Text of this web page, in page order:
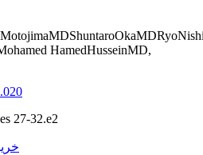
HamedHusseinMD,
27-32.e2